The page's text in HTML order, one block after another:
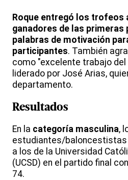
Roque entregó los trofeos
ganadores de las primeras
palabras de motivación
participantes. También
como "excelente trabajo
liderado por José Arias,
departamento.
Resultados
En la categoría masculina,
estudiantes/baloncestistas
a los de la Universidad
(UCSD) en el partido final
74.